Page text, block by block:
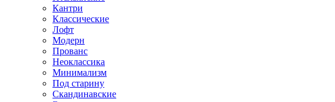
Кантри
Классические
Лофт
Модерн
Прованс
Неоклассика
Минимализм
Под старину
Скандинавские